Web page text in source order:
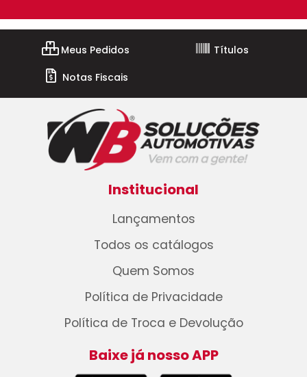
Meus Pedidos
Títulos
Notas Fiscais
Institucional
Lançamentos
Todos os catálogos
Quem Somos
Política de Privacidade
Política de Troca e Devolução
Baixe já nosso APP